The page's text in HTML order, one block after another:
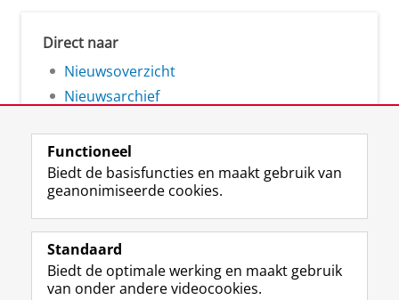
Direct naar
Nieuwsoverzicht
Nieuwsarchief
Volg de RUG
F
a
e
b
L
i
k
e
R
S
-
f
I
n
t
Y
o
T
Studiekiezers
Functioneel
Biedt de basisfuncties en maakt gebruik van
geanonimiseerde cookies.
Standaard
Biedt de optimale werking en maakt gebruik
van onder andere videocookies.